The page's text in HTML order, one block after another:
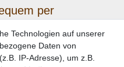
per
Technologien auf unserer
Daten von
IP-Adresse), um z.B.